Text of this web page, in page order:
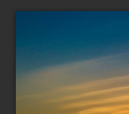
Contacter